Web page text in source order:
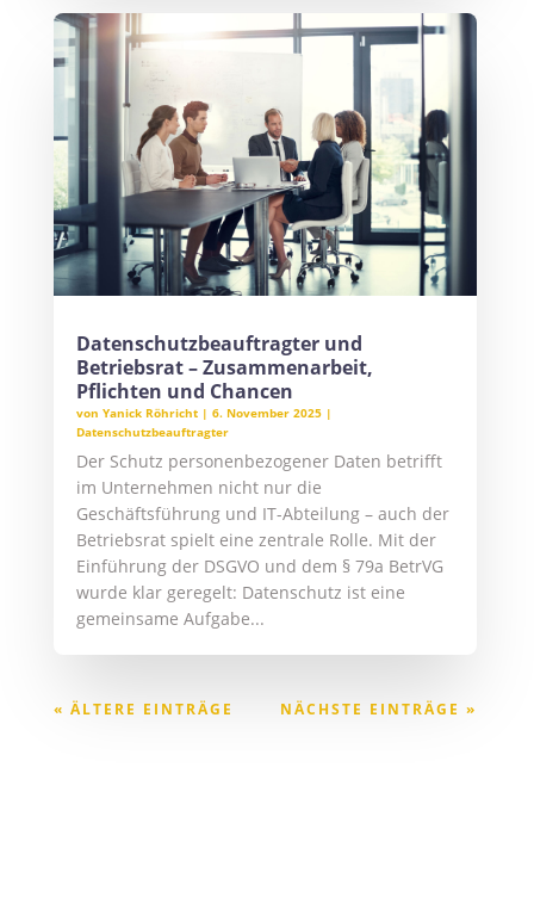
Datenschutzbeauftragter und
Betriebsrat – Zusammenarbeit,
Pflichten und Chancen
von Yanick Röhricht| 6. November 2025|
Datenschutzbeauftragter
Der Schutz personenbezogener Daten betrifft
im Unternehmen nicht nur die
Geschäftsführung und IT-Abteilung – auch der
Betriebsrat spielt eine zentrale Rolle. Mit der
Einführung der DSGVO und dem § 79a BetrVG
wurde klar geregelt: Datenschutz ist eine
gemeinsame Aufgabe...
« ÄLTERE EINTRÄGE NÄCHSTE EINTRÄGE »